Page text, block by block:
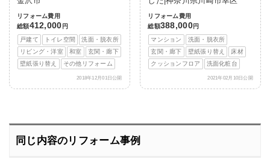
リフォーム費用
総額412,000 円
戸建て
トイレ空間
洗面・脱衣所
リビング・洋室
和室
玄関・廊下
壁紙張り替え
その他リフォーム
2018年12月01日公開
リフォーム費用
総額388,000円
マンション
洗面・脱衣所
玄関・廊下
壁紙張り替え
床材
クッションフロア
洗面化粧台
2021年02月10日公開
同じ内容のリフォーム事例